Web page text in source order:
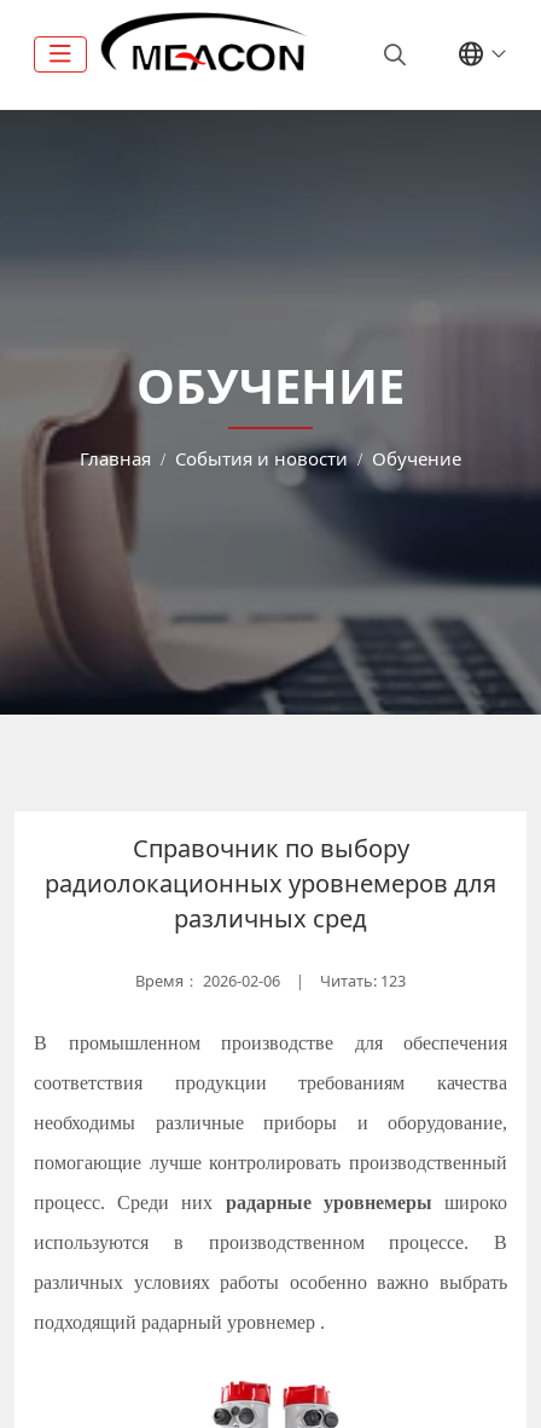
ОБУЧЕНИЕ
Главная События и новости Обучение
Справочник по выбору
радиолокационных уровнемеров для
различных сред
Время： 2026-02-06 | Читать: 123
В промышленном производстве для обеспечения
соответствия продукции требованиям качества
необходимы различные приборы и оборудование,
помогающие лучше контролировать производственный
процесс. Среди них радарные уровнемеры широко
используются в производственном процессе. В
различных условиях работы особенно важно выбрать
подходящий радарный уровнемер .